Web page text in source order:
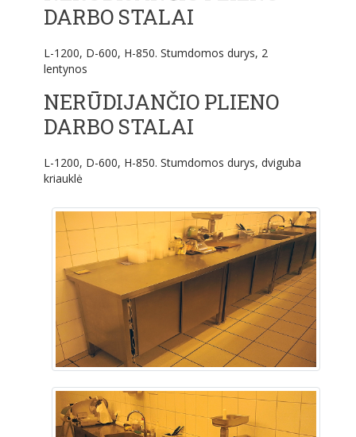
DARBO STALAI
L-1200, D-600, H-850. Stumdomos durys, 2
lentynos
NERŪDIJANČIO PLIENO
DARBO STALAI
L-1200, D-600, H-850. Stumdomos durys, dviguba
kriauklė